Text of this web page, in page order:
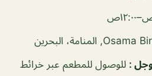
: للوصول للمطعم عبر خرائط